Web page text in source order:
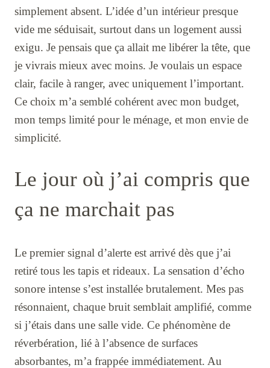
simplement absent. L’idée d’un intérieur presque
vide me séduisait, surtout dans un logement aussi
exigu. Je pensais que ça allait me libérer la tête, que
je vivrais mieux avec moins. Je voulais un espace
clair, facile à ranger, avec uniquement l’important.
Ce choix m’a semblé cohérent avec mon budget,
mon temps limité pour le ménage, et mon envie de
simplicité.
Le jour où j’ai compris que
ça ne marchait pas
Le premier signal d’alerte est arrivé dès que j’ai
retiré tous les tapis et rideaux. La sensation d’écho
sonore intense s’est installée brutalement. Mes pas
résonnaient, chaque bruit semblait amplifié, comme
si j’étais dans une salle vide. Ce phénomène de
réverbération, lié à l’absence de surfaces
absorbantes, m’a frappée immédiatement. Au